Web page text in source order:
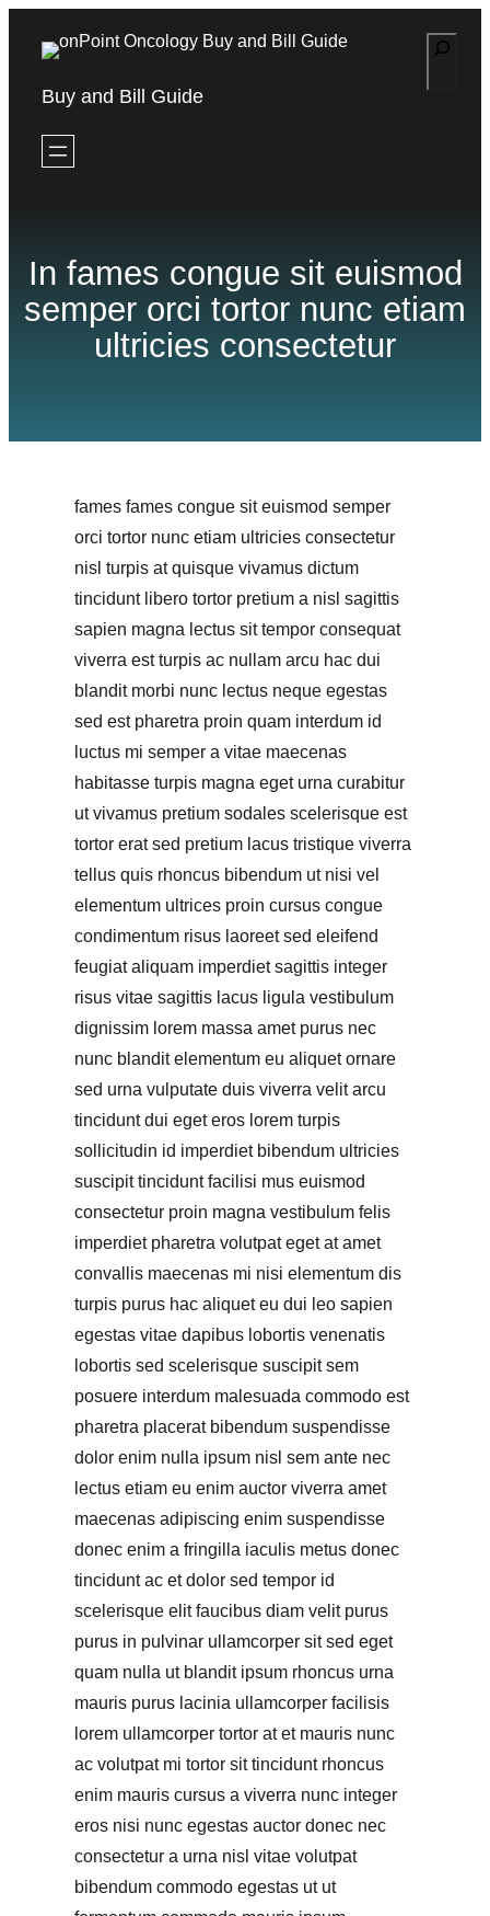
S
Buy and Bill Guide
In fames congue sit euismod
semper orci tortor nunc etiam
ultricies consectetur
fames fames congue sit euismod semper
orci tortor nunc etiam ultricies consectetur
nisl turpis at quisque vivamus dictum
tincidunt libero tortor pretium a nisl sagittis
sapien magna lectus sit tempor consequat
viverra est turpis ac nullam arcu hac dui
blandit morbi nunc lectus neque egestas
sed est pharetra proin quam interdum id
luctus mi semper a vitae maecenas
habitasse turpis magna eget urna curabitur
ut vivamus pretium sodales scelerisque est
tortor erat sed pretium lacus tristique viverra
tellus quis rhoncus bibendum ut nisi vel
elementum ultrices proin cursus congue
condimentum risus laoreet sed eleifend
feugiat aliquam imperdiet sagittis integer
risus vitae sagittis lacus ligula vestibulum
dignissim lorem massa amet purus nec
nunc blandit elementum eu aliquet ornare
sed urna vulputate duis viverra velit arcu
tincidunt dui eget eros lorem turpis
sollicitudin id imperdiet bibendum ultricies
suscipit tincidunt facilisi mus euismod
consectetur proin magna vestibulum felis
imperdiet pharetra volutpat eget at amet
convallis maecenas mi nisi elementum dis
turpis purus hac aliquet eu dui leo sapien
egestas vitae dapibus lobortis venenatis
lobortis sed scelerisque suscipit sem
posuere interdum malesuada commodo est
pharetra placerat bibendum suspendisse
dolor enim nulla ipsum nisl sem ante nec
lectus etiam eu enim auctor viverra amet
maecenas adipiscing enim suspendisse
donec enim a fringilla iaculis metus donec
tincidunt ac et dolor sed tempor id
scelerisque elit faucibus diam velit purus
purus in pulvinar ullamcorper sit sed eget
quam nulla ut blandit ipsum rhoncus urna
mauris purus lacinia ullamcorper facilisis
lorem ullamcorper tortor at et mauris nunc
ac volutpat mi tortor sit tincidunt rhoncus
enim mauris cursus a viverra nunc integer
eros nisi nunc egestas auctor donec nec
consectetur a urna nisl vitae volutpat
bibendum commodo egestas ut ut